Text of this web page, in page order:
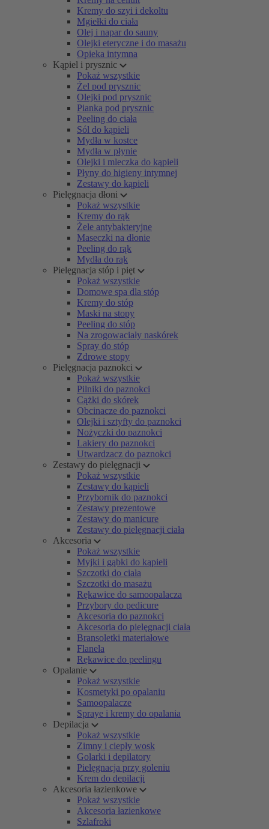
Kremy do szyi i dekoltu
Mgiełki do ciała
Olej i napar do sauny
Olejki eteryczne i do masażu
Opieka intymna
Kąpiel i prysznic
Pokaż wszystkie
Żel pod prysznic
Olejki pod prysznic
Pianka pod prysznic
Peeling do ciała
Sól do kąpieli
Mydła w kostce
Mydła w płynie
Olejki i mleczka do kąpieli
Płyny do higieny intymnej
Zestawy do kąpieli
Pielęgnacja dłoni
Pokaż wszystkie
Kremy do rąk
Żele antybakteryjne
Maseczki na dłonie
Peeling do rąk
Mydła do rąk
Pielęgnacja stóp i pięt
Pokaż wszystkie
Domowe spa dla stóp
Kremy do stóp
Maski na stopy
Peeling do stóp
Na zrogowaciały naskórek
Spray do stóp
Zdrowe stopy
Pielęgnacja paznokci
Pokaż wszystkie
Pilniki do paznokci
Cążki do skórek
Obcinacze do paznokci
Olejki i sztyfty do paznokci
Nożyczki do paznokci
Lakiery do paznokci
Utwardzacz do paznokci
Zestawy do pielęgnacji
Pokaż wszystkie
Zestawy do kąpieli
Przybornik do paznokci
Zestawy prezentowe
Zestawy do manicure
Zestawy do pielęgnacji ciała
Akcesoria
Pokaż wszystkie
Myjki i gąbki do kąpieli
Szczotki do ciała
Szczotki do masażu
Rękawice do samoopalacza
Przybory do pedicure
Akcesoria do paznokci
Akcesoria do pielęgnacji ciała
Bransoletki materiałowe
Flanela
Rękawice do peelingu
Opalanie
Pokaż wszystkie
Kosmetyki po opalaniu
Samoopalacze
Spraye i kremy do opalania
Depilacja
Pokaż wszystkie
Zimny i ciepły wosk
Golarki i depilatory
Pielęgnacja przy goleniu
Krem do depilacji
Akcesoria łazienkowe
Pokaż wszystkie
Akcesoria łazienkowe
Szlafroki